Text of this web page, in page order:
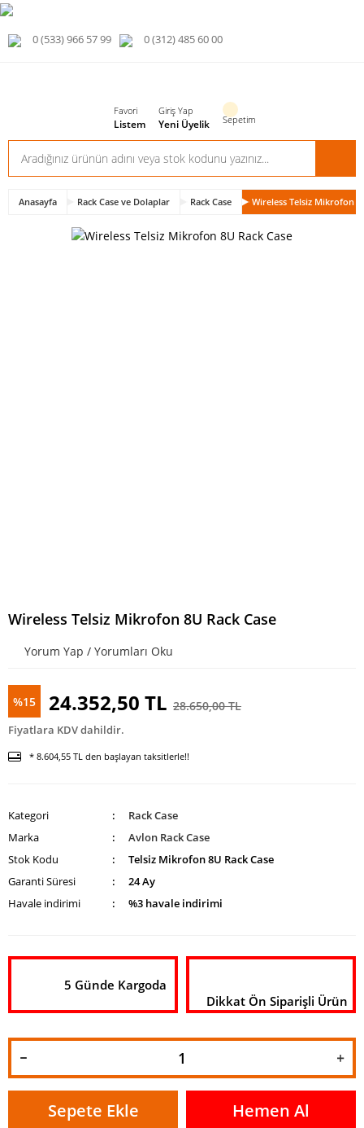
0 (533) 966 57 99 0 (312) 485 60 00
Favori
Listem
Giriş Yap
Yeni Üyelik Sepetim
Anasayfa Rack Case ve Dolaplar Rack Case Wireless Telsiz Mikrofon
Wireless Telsiz Mikrofon 8U Rack Case
Yorum Yap / Yorumları Oku
%15 24.352,50 TL 28.650,00 TL
Fiyatlara KDV dahildir.
* 8.604,55 TL den başlayan taksitlerle!!
Kategori
Rack Case
Marka
Avlon Rack Case
Stok Kodu
Telsiz Mikrofon 8U Rack Case
Garanti Süresi
24 Ay
Havale indirimi
%3 havale indirimi
5 Günde Kargoda
Dikkat Ön Siparişli Ürün
Sepete Ekle Hemen Al